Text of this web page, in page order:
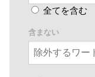
全てを含む
含まない